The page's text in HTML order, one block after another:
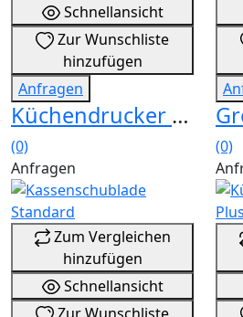
Schnellansicht
Zur Wunschliste
hinzufügen
Anfragen
Küchendrucker KPR 80
(0)
Anfragen
(0)
Zum Vergleichen
hinzufügen
Schnellansicht